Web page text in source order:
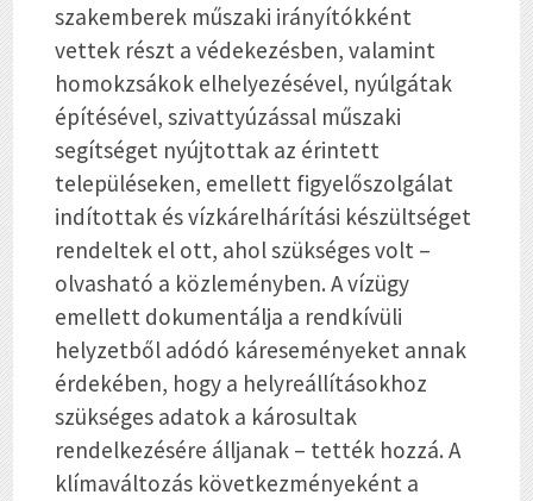
szakemberek műszaki irányítókként
vettek részt a védekezésben, valamint
homokzsákok elhelyezésével, nyúlgátak
építésével, szivattyúzással műszaki
segítséget nyújtottak az érintett
településeken, emellett figyelőszolgálat
indítottak és vízkárelhárítási készültséget
rendeltek el ott, ahol szükséges volt –
olvasható a közleményben. A vízügy
emellett dokumentálja a rendkívüli
helyzetből adódó káreseményeket annak
érdekében, hogy a helyreállításokhoz
szükséges adatok a károsultak
rendelkezésére álljanak – tették hozzá. A
klímaváltozás következményeként a